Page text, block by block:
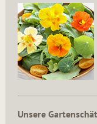
Unsere